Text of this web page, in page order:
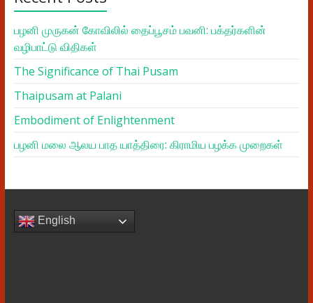
பழனி முருகன் கோவிலில் தைப்பூசம் பவனி: பக்தர்களின்
வழிபாட்டு விதிகள்
The Significance of Thai Pusam
Thaipusam at Palani
Embodiment of Enlightenment
பழனி மலை ஆலய பாத யாத்திரை: கிராமிய பழக்க முறைகள்
English